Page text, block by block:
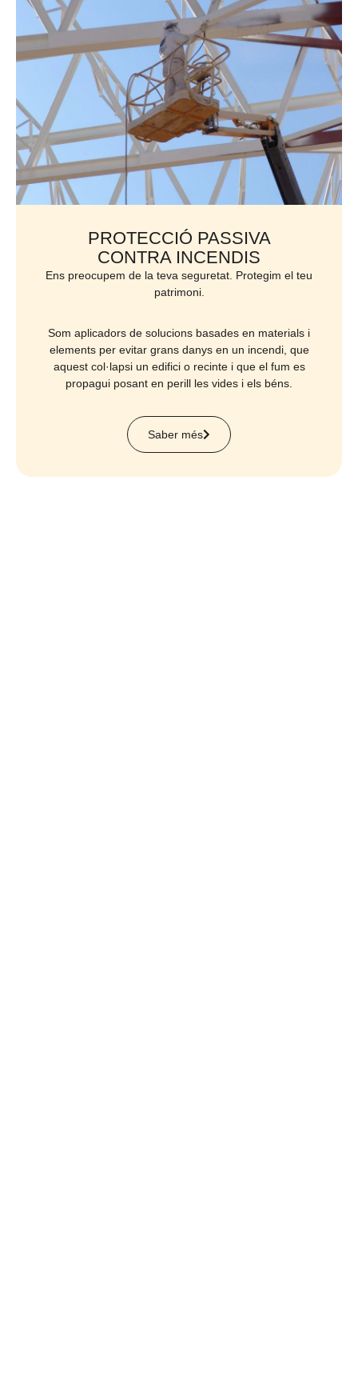
PROTECCIÓ PASSIVA
CONTRA INCENDIS
Ens preocupem de la teva seguretat. Protegim el teu
patrimoni.
Som aplicadors de solucions basades en materials i
elements per evitar grans danys en un incendi, que
aquest col·lapsi un edifici o recinte i que el fum es
propagui posant en perill les vides i els béns.
Saber més